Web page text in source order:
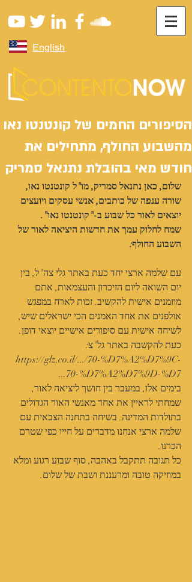
English
הסיפורים החמים של קונטנטו נאו
מהשבוע החולף, מתחילים את
חודש מאי בהובלת נתנאל סמריק
שלום, כאן נתנאל סמריק, מו"ל קונטנטו נאו,
שורה ענפה של כותבים, אנשי עסקים ויועצים
יוצאים לאור כל שבוע ב-"קונטנטו נאו".
שמח לחלוק עמך את חדשות היציאה לאור של
השבוע החולף:
עם שלמה ארצי יחד כעת באתר גלי צה"ל, בין
יום השואה ליום הזיכרון והעצמאות, אתם
מוזמנים אישית להקשיב. זכות לארח במפגש
אולפנים את אחד האמנים הכי ישראלים שיש,
לשיחה אישית עם סיפורים אישיים יוצאי דופן.
כעת להקשבה באתר גל"צ:
https://glz.co.il/.../70-%D7%A2%D7%9C-
70-%D7%A2%D7%9D-%D7...
בימים אלו, במעבר בין חושך ליציאה לאור,
שמחתי לראיין את אחד מאנשי האור הגדולים
בתולדות המדינה. בשיחה בתחנה הצבאית עם
שלמה ארצי אנחנו מדברים על חייו כפי שטרם
הכרנו.
כל תגובה תתקבל באהבה, סוף שבוע רגוע ומלא
במוזיקה טובה ומרעננת ושבת של שלום.